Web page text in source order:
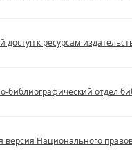
доступ к ресурсам
отдел
версия Национального